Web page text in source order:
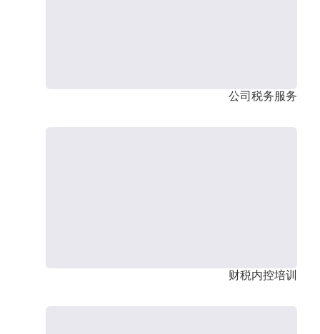
公司税务服务
财税内控培训